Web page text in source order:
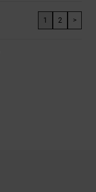
1 2 >